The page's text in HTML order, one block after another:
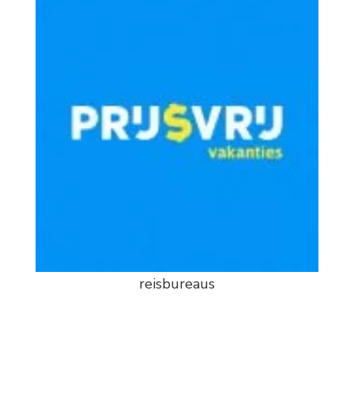
reisbureaus